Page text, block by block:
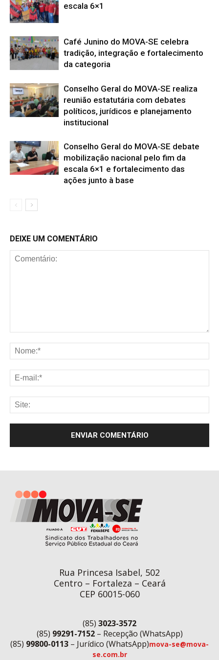
escala 6×1
Café Junino do MOVA-SE celebra
tradição, integração e fortalecimento
da categoria
Conselho Geral do MOVA-SE realiza
reunião estatutária com debates
políticos, jurídicos e planejamento
institucional
Conselho Geral do MOVA-SE debate
mobilização nacional pelo fim da
escala 6×1 e fortalecimento das
ações junto à base
DEIXE UM COMENTÁRIO
Rua Princesa Isabel, 502
Centro – Fortaleza – Ceará
CEP 60015-060
(85) 3023-3572
(85) 99291-7152– Recepção (WhatsApp)
(85) 99800-0113 – Jurídico (WhatsApp)mova-se@mova-
se.com.br